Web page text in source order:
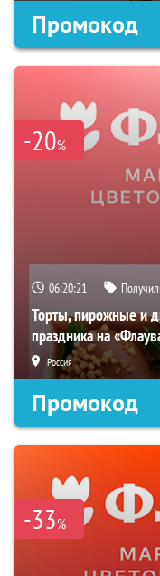
Промокод
-20%
06:20:19
Торты, пирожные и
праздника на
Россия
Промокод
-33%